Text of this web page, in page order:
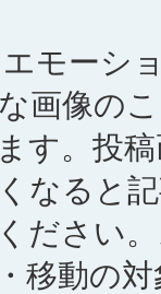
モーシ
画像の
す。投
なると
ださい
移動の